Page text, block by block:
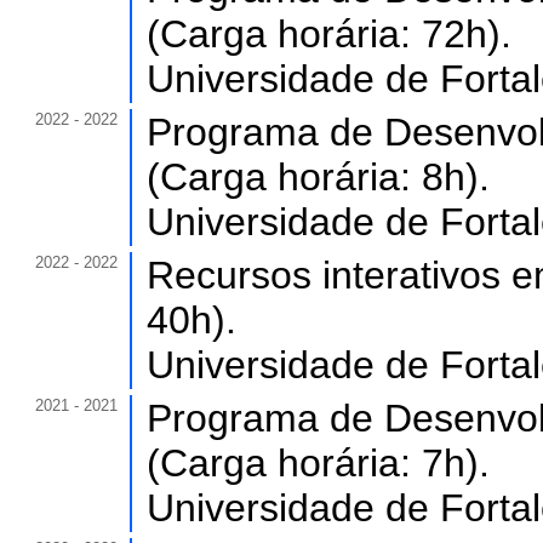
(Carga horária: 72h).
Universidade de
2022 - 2022
Programa de
(Carga horária: 8h).
Universidade de
2022 - 2022
Recursos interativos
40h).
Universidade de
2021 - 2021
Programa de
(Carga horária: 7h).
Universidade de